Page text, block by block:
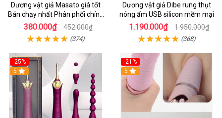
Dương vật giả Masato giá tốt
Bán chạy nhất Phân phối chính
hãng
380.000₫ 452.000₫
(374)
Dương vật giả Dibe rung thụt
nóng ấm USB silicon mềm mại
1.190.000₫ 1.950.000₫
(368)
-25%
5
-21%
5